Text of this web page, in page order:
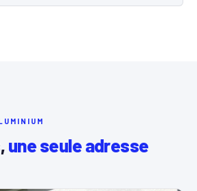
une seule adresse